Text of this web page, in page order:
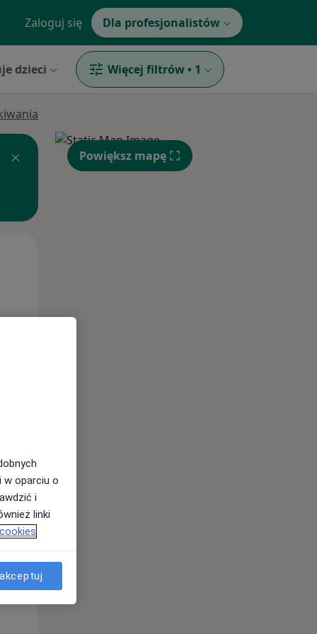
Zaloguj się Dla profesjonalistów
dzieci Więcej filtrów • 1
Śr,
12 Sie
Powiększ mapę
w oparciu o
i
linki